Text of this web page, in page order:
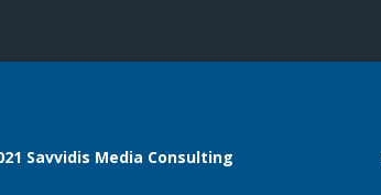
Savvidis Media Consulting